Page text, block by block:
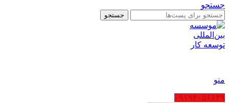
جستجو
جستجو
منو
۰۹۱۹۴۰۵۶۶۴۹